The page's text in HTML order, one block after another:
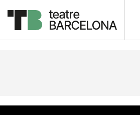
Descripció Fitxa artística